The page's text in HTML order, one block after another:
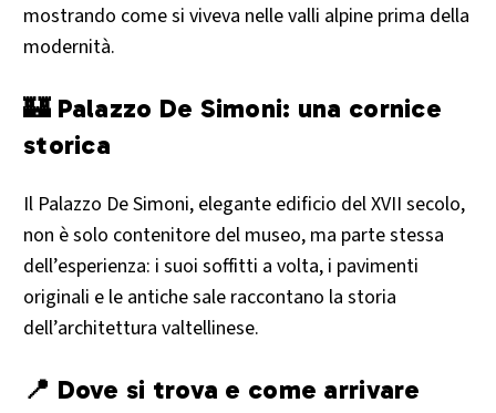
mostrando come si viveva nelle valli alpine prima della
modernità.
🏰 Palazzo De Simoni: una cornice
storica
Il Palazzo De Simoni, elegante edificio del XVII secolo,
non è solo contenitore del museo, ma parte stessa
dell’esperienza: i suoi soffitti a volta, i pavimenti
originali e le antiche sale raccontano la storia
dell’architettura valtellinese.
📍 Dove si trova e come arrivare